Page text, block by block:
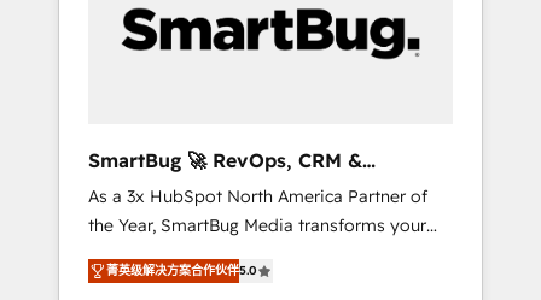
and Story to stop "accelerating a mess." ⚙️
Elite Engineering & AI Scalable Architecture:
agents, and high-integrity migrations for total
reporting clarity. Security & Compliance: SOC
2 Type I and HIPAA attested for enterprise-
grade data security. 🏆 Why Bluleadz? GTM
OS Partner | 16+ Years Experience | 1,000+
SmartBug 🚀 RevOps, CRM &
Integration Experts
As a 3x HubSpot North America Partner of
the Year, SmartBug Media transforms your
customer lifecycle into a revenue engine. Our
unified ecosystem includes specialized
菁英级解决方案合作伙伴5.0